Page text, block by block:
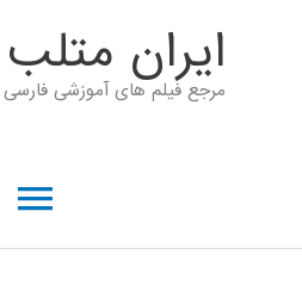
ايران متلب
مرجع فیلم های آموزشی